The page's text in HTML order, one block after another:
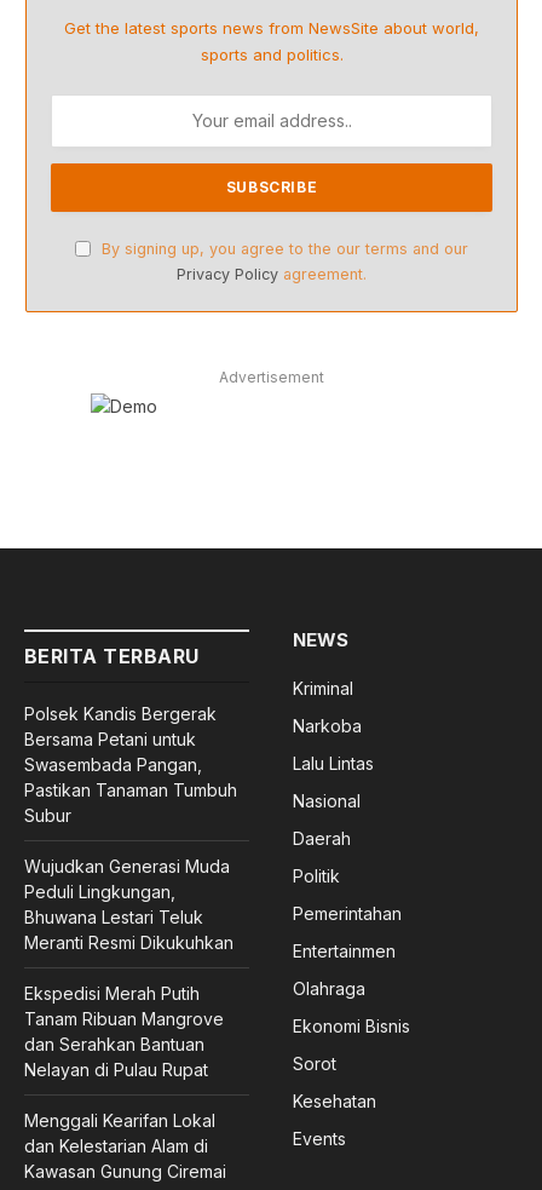
Get the latest sports news from NewsSite about world,
sports and politics.
By signing up, you agree to the our terms and our
Privacy Policy agreement.
Advertisement
BERITA TERBARU
Polsek Kandis Bergerak
Bersama Petani untuk
Swasembada Pangan,
Pastikan Tanaman Tumbuh
Subur
Wujudkan Generasi Muda
Peduli Lingkungan,
Bhuwana Lestari Teluk
Meranti Resmi Dikukuhkan
Ekspedisi Merah Putih
Tanam Ribuan Mangrove
dan Serahkan Bantuan
Nelayan di Pulau Rupat
Menggali Kearifan Lokal
dan Kelestarian Alam di
Kawasan Gunung Ciremai
NEWS
Kriminal
Narkoba
Lalu Lintas
Nasional
Daerah
Politik
Pemerintahan
Entertainmen
Olahraga
Ekonomi Bisnis
Sorot
Kesehatan
Events